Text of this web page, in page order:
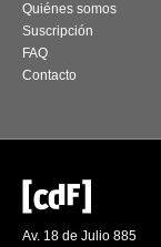
Quiénes somos
Suscripción
FAQ
Contacto
Av. 18 de Julio 885